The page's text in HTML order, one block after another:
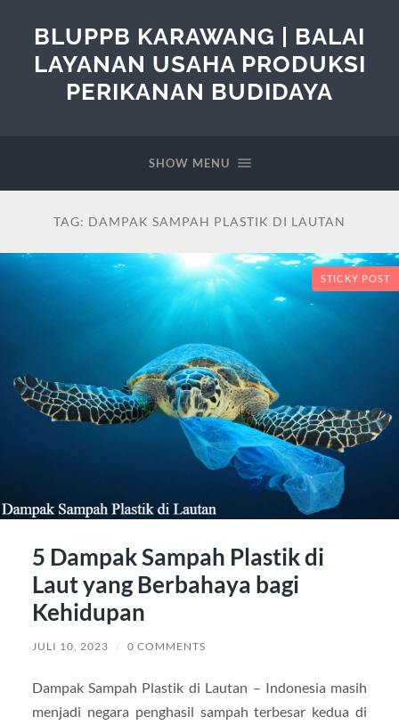
BLUPPB KARAWANG | BALAI
LAYANAN USAHA PRODUKSI
PERIKANAN BUDIDAYA
SHOW MENU
TAG: DAMPAK SAMPAH PLASTIK DI LAUTAN
STICKY POST
5 Dampak Sampah Plastik di
Laut yang Berbahaya bagi
Kehidupan
JULI 10, 2023 / 0 COMMENTS
Dampak Sampah Plastik di Lautan – Indonesia masih
menjadi negara penghasil sampah terbesar kedua di